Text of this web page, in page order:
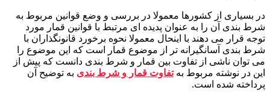
در بسیاری از کشورها معمولا در بررسی و وضع قوانین مربوط به
شرط بندی آن را به عنوان پدیده ای مرتبط با قوانین قمار مورد
توجه قرار می دهند با اینحال معمولا نحوه برخورد قانونگذاران با
شرط بندی آسانگیرانه تر از موضوع قمار است که این موضوع را
می توان ناشی از تفاوت بین قمار و شرط بندی دانست که پیش از
این در نوشته مربوط بهتفاوت قمار و شرط بندی به توضیح آن
پرداخته شده است.